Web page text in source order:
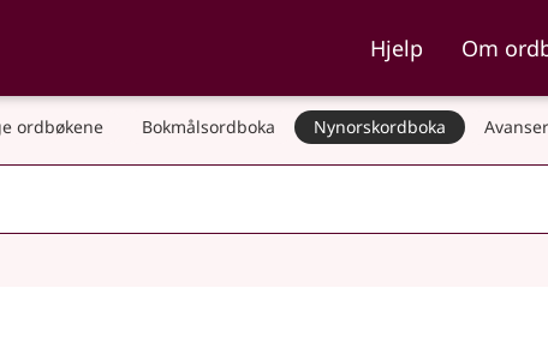
og NynorskordbokaHjelp Om
ordbøkene Bokmålsordboka Nynorskordboka